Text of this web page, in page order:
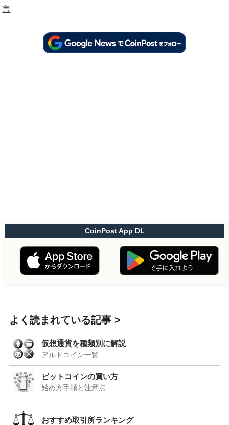
言
CoinPost App DL
よく読まれている記事
仮想通貨を種類別に解説
アルトコイン一覧
ビットコインの買い方
始め方手順と注意点
おすすめ取引所ランキング